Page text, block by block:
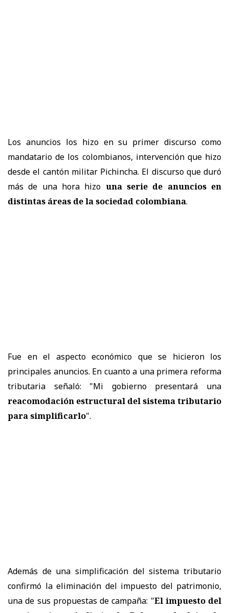
Los anuncios los hizo en su primer discurso como
mandatario de los colombianos, intervención que hizo
desde el cantón militar Pichincha. El discurso que duró
más de una hora hizo una serie de anuncios en
distintas áreas de la sociedad colombiana.
Fue en el aspecto económico que se hicieron los
principales anuncios. En cuanto a una primera reforma
tributaria señaló: "Mi gobierno presentará una
reacomodación estructural del sistema tributario
para simplificarlo".
Además de una simplificación del sistema tributario
confirmó la eliminación del impuesto del patrimonio,
una de sus propuestas de campaña: "El impuesto del